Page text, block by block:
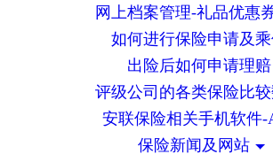
网上档案管理-礼品优惠
如何进行保险申请及
出险后如何申请理赔
评级公司的各类保险比
安联保险相关手机软件-
保险新闻及网站